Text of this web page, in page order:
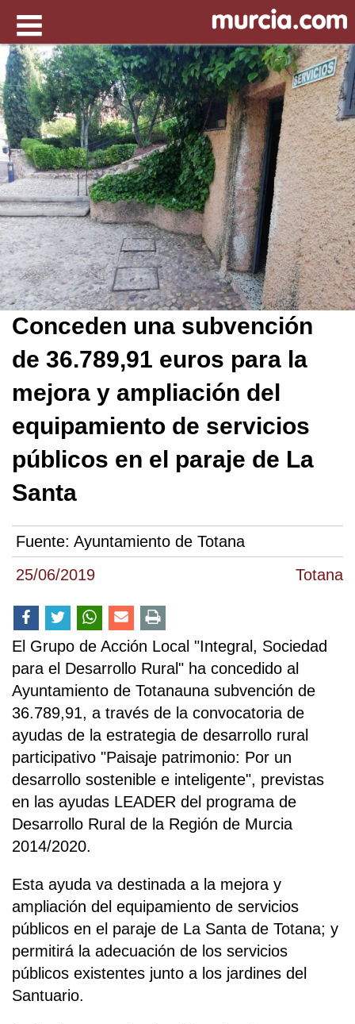
25/06/2019 Totana
Conceden una subvención
de 36.789,91 euros para la
mejora y ampliación del
equipamiento de servicios
públicos en el paraje de La
Santa
Fuente: Ayuntamiento de Totana
El Grupo de Acción Local "Integral, Sociedad
para el Desarrollo Rural" ha concedido al
Ayuntamiento de Totanauna subvención de
36.789,91, a través de la convocatoria de
ayudas de la estrategia de desarrollo rural
participativo "Paisaje patrimonio: Por un
desarrollo sostenible e inteligente", previstas
en las ayudas LEADER del programa de
Desarrollo Rural de la Región de Murcia
2014/2020.
Esta ayuda va destinada a la mejora y
ampliación del equipamiento de servicios
públicos en el paraje de La Santa de Totana; y
permitirá la adecuación de los servicios
públicos existentes junto a los jardines del
Santuario.